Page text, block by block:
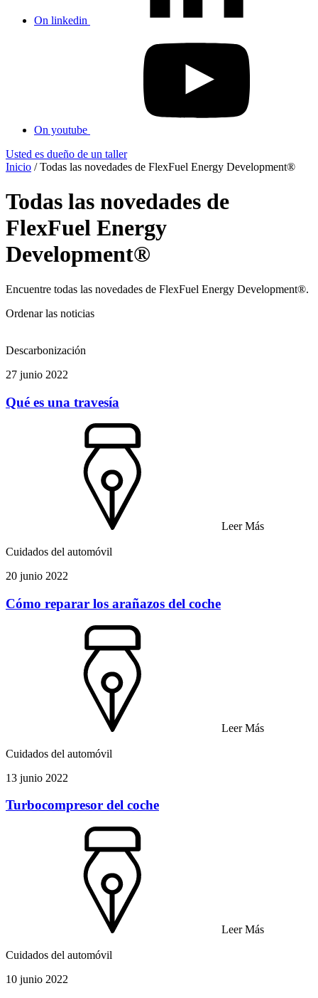
On linkedin
On youtube
Usted es dueño de un taller
Inicio /Todas las novedades de FlexFuel Energy Development®
Todas las novedades de
FlexFuel Energy
Development®
Encuentre todas las novedades de FlexFuel Energy Development®.
Ordenar las noticias
Descarbonización
27 junio 2022
Qué es una travesía
Leer Más
Cuidados del automóvil
20 junio 2022
Cómo reparar los arañazos del coche
Leer Más
Cuidados del automóvil
13 junio 2022
Turbocompresor del coche
Leer Más
Cuidados del automóvil
10 junio 2022